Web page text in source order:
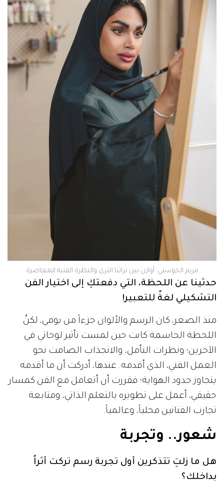
مريم الحوسني: أوازن بين تراثنا الثري والنظرة الفنية المعاصرة
حدثينا عن اللحظة، التي دفعتكِ إلى اختيار الفن
التشكيلي لغةً للتعبير!
منذ الصغر، كان الرسم والألوان جزءاً من يومي، لكنَّ
اللحظة الحاسمة كانت حين لمست تأثير لوحاتي في
الآخرين؛ ونظرات التأمل، والانجذاب الصامت نحو
العمل الفني، الذي أقدمه. عندها، أدركت أن ما أقدمه
يتجاوز حدود الهواية؛ فقررت أن أتعامل مع الفن كمسار
حقيقي، أعمل على تطويره بالتعلم الذاتي، ومتابعة
تجارب الفنانين محلياً، وعالمياً.
شعور.. وتجربة
هل ما زلتِ تتذكرين أول تجربة رسم تركت أثراً
بداخلك؟